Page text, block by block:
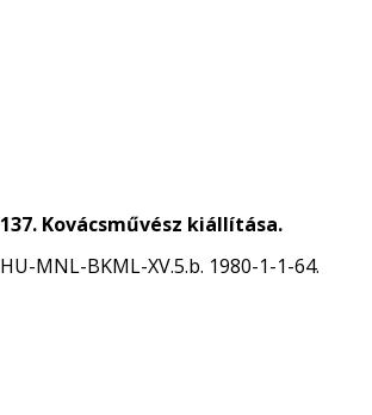
137. Kovácsművész kiállítása.
HU-MNL-BKML-XV.5.b. 1980-1-1-64.